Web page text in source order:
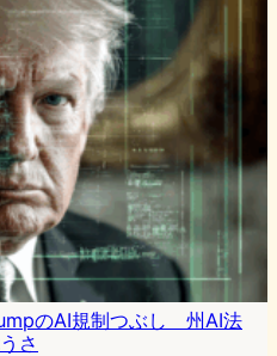
のAI規制つぶし 州AI法
さ